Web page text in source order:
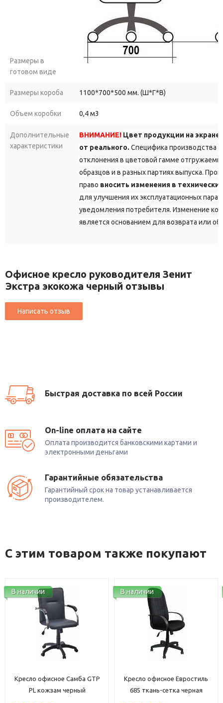
Размеры в
готовом виде
Размеры короба 1100*700*500 мм. (Ш*Г*В)
Объем коробки 0,4 м3
Дополнительные
характеристики
ВНИМАНИЕ! Цвет продукции на
от реального. Специфика производства
отклонения в цветовой гамме
образцов и в разных партиях выпуска.
право вносить изменения в
для улучшения их эксплуатационных
уведомления потребителя. Изменение
является основанием для возврата или
Офисное кресло руководителя Зенит
Экстра экокожа черный отзывы
Быстрая доставка по всей России
On-line оплата на сайте
Оплата производится банковскими картами и
электронными деньгами
Гарантийные обязательства
Гарантийный срок на товар устанавливается
производителем.
С этим товаром также покупают
В наличии
Кресло офисное Самба GTP
PL кожзам черный
В наличии
Кресло офисное Евростиль
685 ткань-сетка черная